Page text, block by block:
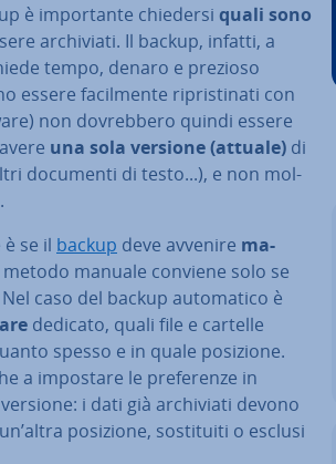
è im­por­tan­te chiedersi quali sono
ar­chi­via­ti. Il backup, infatti, a
tempo, denaro e prezioso
essere fa­cil­men­te ri­pri­sti­na­ti con
non do­vreb­be­ro quindi essere
una sola versione (attuale) di
documenti di testo...), e non mol­
se il backup deve avvenire ma­
metodo manuale conviene solo se
caso del backup au­to­ma­ti­co è
dedicato, quali file e cartelle
spesso e in quale posizione.
a impostare le pre­fe­ren­ze in
i dati già ar­chi­via­ti devono
posizione, so­sti­tui­ti o esclusi